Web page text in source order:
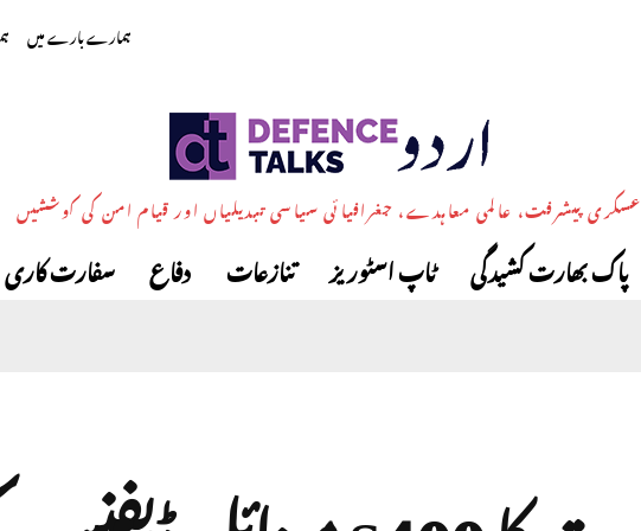
ہمارے بارے میں
عسکری پیشرفت، عالمی معاہدے، جغرافیائی سیاسی تبدیلیاں اور قیام امن کی کوششیں
پاک بھارت کشیدگی ٹاپ اسٹوریز تنازعات دفاع سفارت کاری